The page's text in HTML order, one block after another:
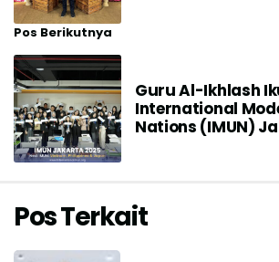
Pos Berikutnya
Guru Al-Ikhlash
International
Nations (IMUN)
Pos Terkait